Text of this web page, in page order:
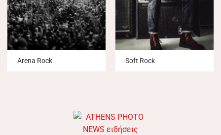
Arena Rock Soft Rock